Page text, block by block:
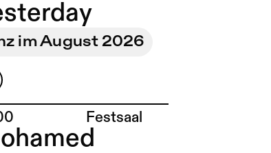
im August 2026
Ort:
Festsaal